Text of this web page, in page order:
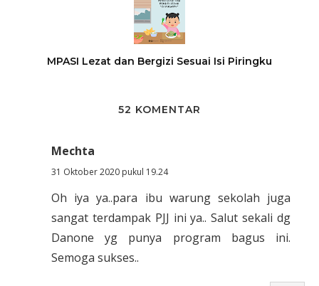
MPASI Lezat dan Bergizi Sesuai Isi Piringku
52 KOMENTAR
Mechta
31 Oktober 2020 pukul 19.24
Oh iya ya..para ibu warung sekolah juga
sangat terdampak PJJ ini ya.. Salut sekali dg
Danone yg punya program bagus ini.
Semoga sukses..